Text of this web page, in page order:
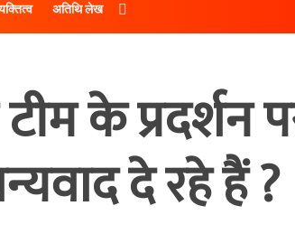
अतिथि लेख
के प्रदर्शन
दे रहे हैं ?